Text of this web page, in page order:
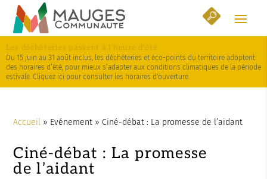
Skip
Aller
navigation
Plan
Les déchèteries passent à l'heure d'été
Du 15 juin au 31 août inclus, les déchèteries et éco-points du territoire adoptent
des horaires d’été, pour mieux s’adapter aux conditions climatiques de la période
estivale. Cliquez ici pour consulter les horaires d'ouverture.
Accueil » Evénement » Ciné-débat : La promesse de l’aidant
Ciné-débat : La promesse
de l’aidant